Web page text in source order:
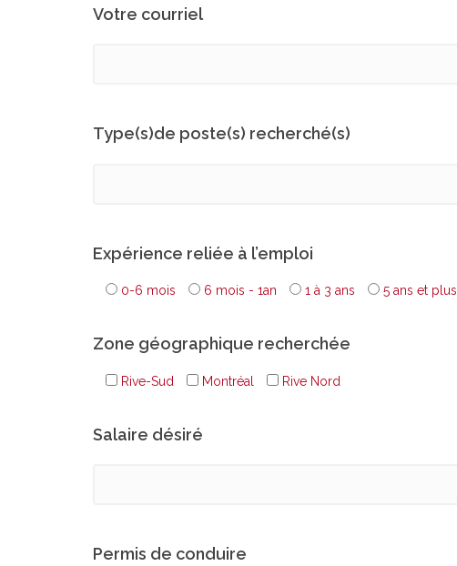
Votre courriel
Type(s)de poste(s) recherché(s)
Expérience reliée à l’emploi
0-6 mois 6 mois - 1an 1 à 3 ans 5 ans et plus
Zone géographique recherchée
Rive-Sud Montréal Rive Nord
Salaire désiré
Permis de conduire